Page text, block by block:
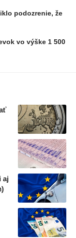
podozrenie, že
vo výške 1 500
aj